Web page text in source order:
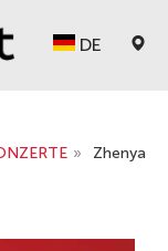
DE
»
Zhenya